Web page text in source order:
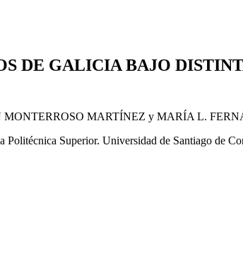
DE GALICIA BAJO
MARTÍNEZ y MARÍA L.
Superior. Universidad de Santiago de